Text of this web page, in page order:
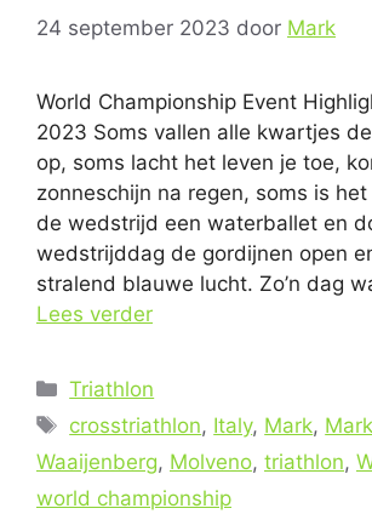
24 september 2023 door Mark
World Championship Event
2023 Soms vallen alle kwartjes
op, soms lacht het leven je toe,
zonneschijn na regen, soms is
de wedstrijd een waterballet en
wedstrijddag de gordijnen open
stralend blauwe lucht. Zo’n dag
Lees verder
Categorieën
Triathlon
Tags
crosstriathlon, Italy, Mark, Mark
Waaijenberg, Molveno, triathlon,
world championship